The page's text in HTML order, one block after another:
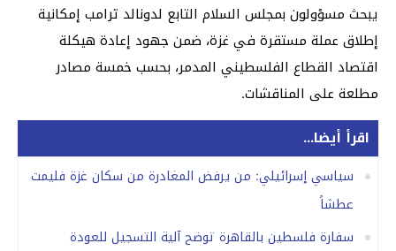
يبحث مسؤولون بمجلس السلام التابع لدونالد ترامب إمكانية
إطلاق عملة مستقرة في غزة، ضمن جهود إعادة هيكلة
اقتصاد القطاع الفلسطيني المدمر، بحسب خمسة مصادر
مطلعة على المناقشات.
اقرأ أيضا...
سياسي إسرائيلي: من يرفض المغادرة من سكان غزة فليمت
عطشاً
سفارة فلسطين بالقاهرة توضح آلية التسجيل للعودة